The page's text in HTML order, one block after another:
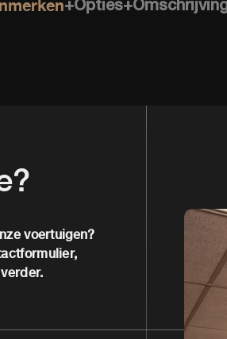
+Opties+Omschrijving
voertuigen?